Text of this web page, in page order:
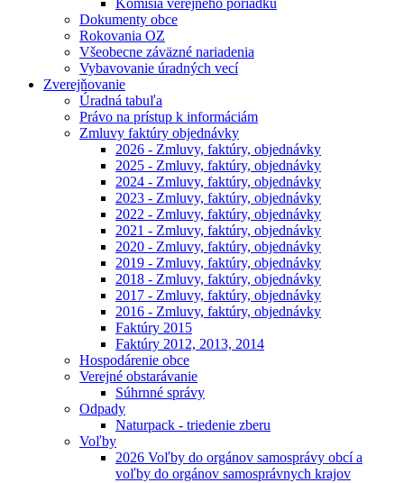
Komisia verejného poriadku
Dokumenty obce
Rokovania OZ
Všeobecne záväzné nariadenia
Vybavovanie úradných vecí
Zverejňovanie
Úradná tabuľa
Právo na prístup k informáciám
Zmluvy faktúry objednávky
2026 - Zmluvy, faktúry, objednávky
2025 - Zmluvy, faktúry, objednávky
2024 - Zmluvy, faktúry, objednávky
2023 - Zmluvy, faktúry, objednávky
2022 - Zmluvy, faktúry, objednávky
2021 - Zmluvy, faktúry, objednávky
2020 - Zmluvy, faktúry, objednávky
2019 - Zmluvy, faktúry, objednávky
2018 - Zmluvy, faktúry, objednávky
2017 - Zmluvy, faktúry, objednávky
2016 - Zmluvy, faktúry, objednávky
Faktúry 2015
Faktúry 2012, 2013, 2014
Hospodárenie obce
Verejné obstarávanie
Súhrnné správy
Odpady
Naturpack - triedenie zberu
Voľby
2026 Voľby do orgánov samosprávy obcí a
voľby do orgánov samosprávnych krajov